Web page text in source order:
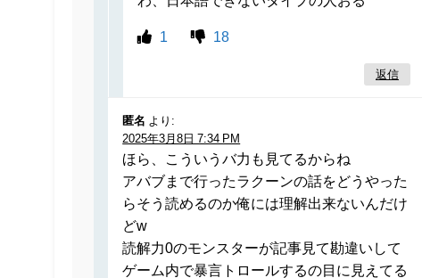
1 18
返信
匿名 より:
2025年3月8日 7:34 PM
ほら、こういうバ力も見てるからね
アバブまで行ったラクーンの話をどうやった
らそう読めるのか俺には理解出来ないんだけ
どw
読解力0のモンスターが記事見て勘違いして
ゲーム内で暴言トロールするの目に見えてる